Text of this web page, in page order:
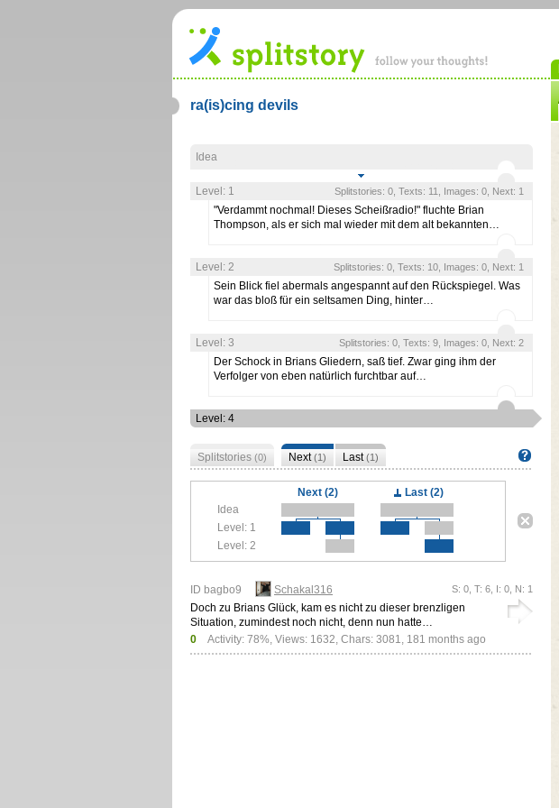
ra(is)cing devils
Idea
Level: 1 Splitstories: 0, Texts: 11, Images: 0, Next: 1
"Verdammt nochmal! Dieses Scheißradio!" fluchte Brian
Thompson, als er sich mal wieder mit dem alt bekannten…
Level: 2 Splitstories: 0, Texts: 10, Images: 0, Next: 1
Sein Blick fiel abermals angespannt auf den Rückspiegel. Was
war das bloß für ein seltsamen Ding, hinter…
Level: 3 Splitstories: 0, Texts: 9, Images: 0, Next: 2
Der Schock in Brians Gliedern, saß tief. Zwar ging ihm der
Verfolger von eben natürlich furchtbar auf…
Level: 4
Splitstories (0) Next(1) Last(1)
Next (2)
Last (2)
Idea
Level: 1
Level: 2
ID bagbo9
Schakal316
Doch zu Brians Glück, kam es nicht zu dieser brenzligen
Situation, zumindest noch nicht, denn nun hatte…
0
Activity: 78%, Views: 1632, Chars: 3081, 181 months ago
S: 0, T: 6, I: 0, N: 1